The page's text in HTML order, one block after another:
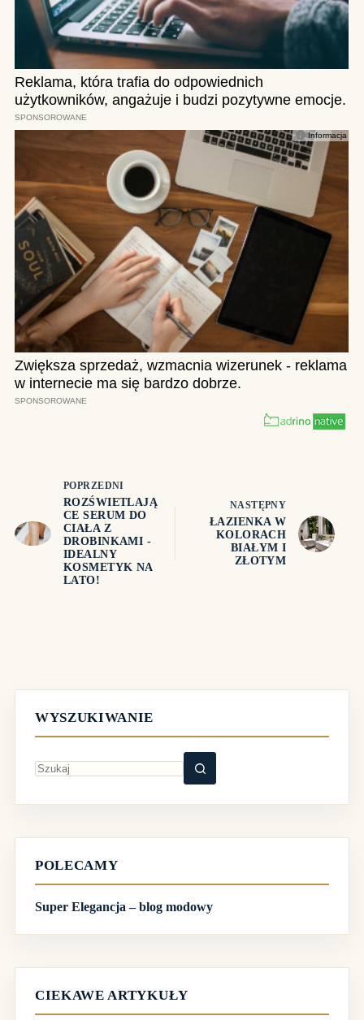
POPRZEDNI
ROZŚWIETLAJĄ
CE SERUM DO
CIAŁA Z
DROBINKAMI -
IDEALNY
KOSMETYK NA
LATO!
NASTĘPNY
ŁAZIENKA W
KOLORACH
BIAŁYM I
ZŁOTYM
WYSZUKIWANIE
wyników
POLECAMY
Super Elegancja – blog modowy
CIEKAWE ARTYKUŁY